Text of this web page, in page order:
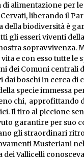
alimentazione per
liberando il
biodiversità è
gli esseri viventi
sopravvivenza.
e con esso tutte le
dei Comuni centrali
boschi in cerca di
specie immessa
chi, approfittando
Il tiro al piccione
garantire per suo
gli straordinari
Musteriani
Vallicelli